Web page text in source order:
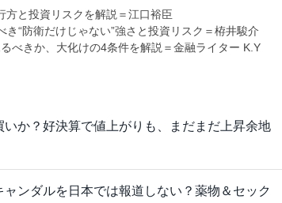
方と投資リスクを解説＝江口裕臣
“防衛だけじゃない”強さと投資リスク＝栫井駿介
べきか、大化けの4条件を解説＝金融ライター K.Y
か？好決算で値上がりも、まだまだ上昇余地
ンダルを日本では報道しない？薬物＆セック